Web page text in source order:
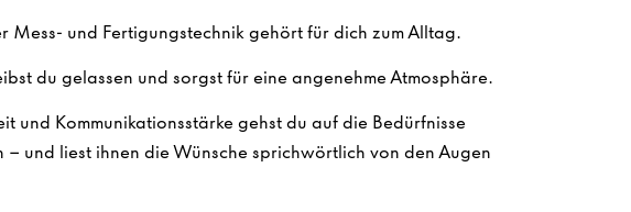
Mess- und Fertigungstechnik gehört für dich zum Alltag.
du gelassen und sorgst für eine angenehme Atmosphäre.
und Kommunikationsstärke gehst du auf die Bedürfnisse
und liest ihnen die Wünsche sprichwörtlich von den Augen